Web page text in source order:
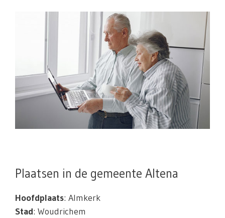
Plaatsen in de gemeente Altena
Hoofdplaats: Almkerk
Stad: Woudrichem